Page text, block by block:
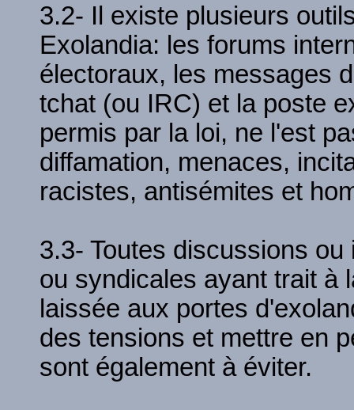
3.2- Il existe plusieurs
Exolandia: les forums
électoraux, les messages
tchat (ou IRC) et la poste
permis par la loi, ne l'est
diffamation, menaces,
racistes, antisémites et
3.3- Toutes discussions
ou syndicales ayant trait à
laissée aux portes
des tensions et mettre en
sont également à éviter.